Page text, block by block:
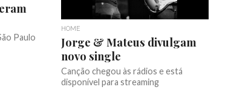
Paulo
HOME
Jorge & Mateus divulgam
novo single
Canção chegou às rádios e está
disponível para streaming